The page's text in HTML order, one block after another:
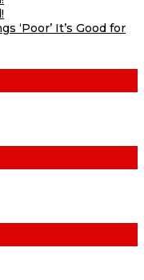
‘Poor’ It’s Good for